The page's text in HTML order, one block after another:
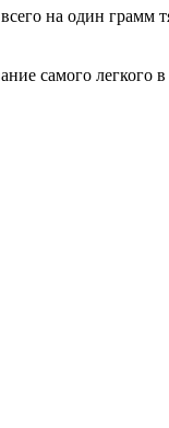
на один грамм
самого легкого